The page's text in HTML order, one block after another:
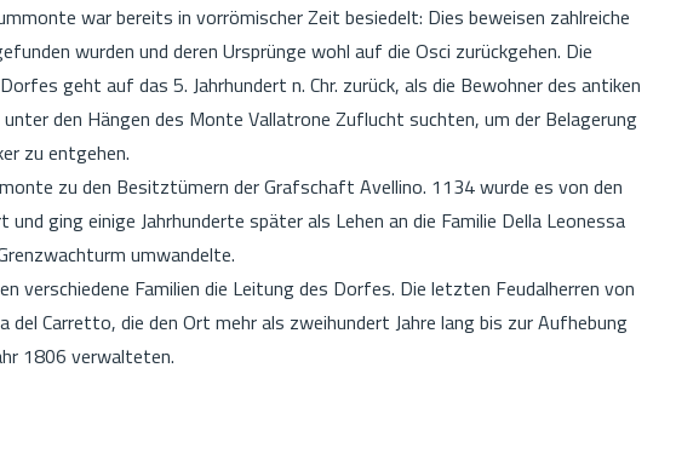
war bereits in vorrömischer Zeit besiedelt: Dies beweisen zahlreiche
wurden und deren Ursprünge wohl auf die Osci zurückgehen. Die
geht auf das 5. Jahrhundert n. Chr. zurück, als die Bewohner des antiken
unter den Hängen des Monte Vallatrone Zuflucht suchten, um der Belagerung
zu entgehen.
zu den Besitztümern der Grafschaft Avellino. 1134 wurde es von den
ging einige Jahrhunderte später als Lehen an die Familie Della Leonessa
umwandelte.
verschiedene Familien die Leitung des Dorfes. Die letzten Feudalherren von
del Carretto, die den Ort mehr als zweihundert Jahre lang bis zur Aufhebung
1806 verwalteten.